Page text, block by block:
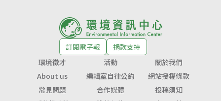
訂閱電子報
捐款支持
環境徵才
活動
關於我們
About us
編輯室自律公約
網站授權條款
常見問題
合作媒體
投稿須知